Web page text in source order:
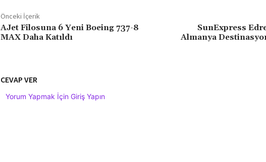
Önceki İçerik
AJet Filosuna 6 Yeni Boeing 737-8
MAX Daha Katıldı
SunExpress
Almanya
CEVAP VER
Yorum Yapmak İçin Giriş Yapın